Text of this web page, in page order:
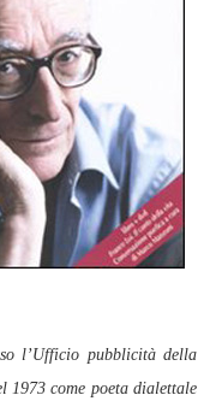
l’Ufficio pubblicità della
1973 come poeta dialettale